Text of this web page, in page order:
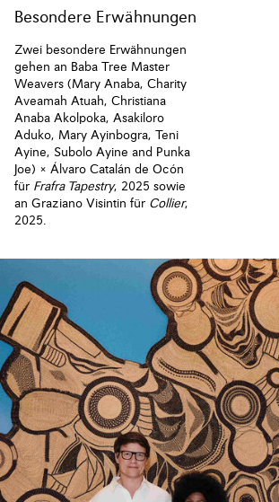
Besondere Erwähnungen
Zwei besondere Erwähnungen
gehen an Baba Tree Master
Weavers (Mary Anaba, Charity
Aveamah Atuah, Christiana
Anaba Akolpoka, Asakiloro
Aduko, Mary Ayinbogra, Teni
Ayine, Subolo Ayine and Punka
Joe) × Álvaro Catalán de Ocón
für Frafra Tapestry, 2025 sowie
an Graziano Visintin für Collier,
2025.